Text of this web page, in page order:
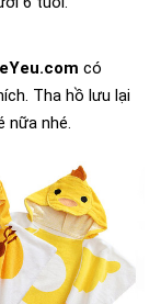
có
Tha hồ lưu lại
nữa nhé.